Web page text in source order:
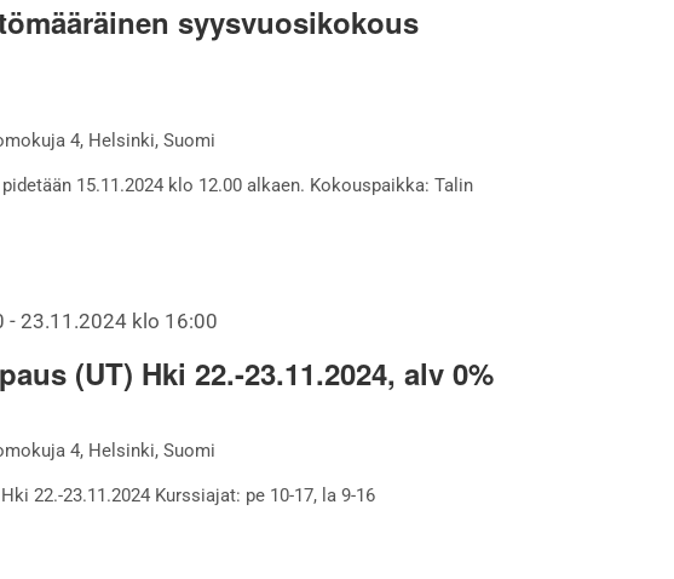
syysvuosikokous
4, Helsinki, Suomi
15.11.2024 klo 12.00 alkaen. Kokouspaikka: Talin
(UT) Hki 22.-23.11.2024, alv 0%
- 23.11.2024 klo 16:00
4, Helsinki, Suomi
22.-23.11.2024 Kurssiajat: pe 10-17, la 9-16